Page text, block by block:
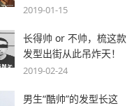
2019-01-15
长得帅 or 不帅，梳这款
发型出街从此吊炸天！
2019-02-24
男生“酷帅”的发型长这